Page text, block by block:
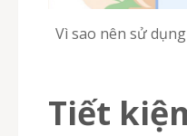
Vì sao nên sử
Tiết